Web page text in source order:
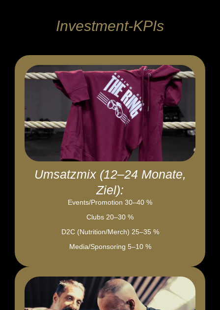
Investment-KPIs
Umsatzmix (12–24 Monate,
Ziel):
Events/Promotion 30–40 %
Clubs 20–30 %
D2C (Nutrition/Merch) 25–35 %
Media/Sponsoring 5–10 %